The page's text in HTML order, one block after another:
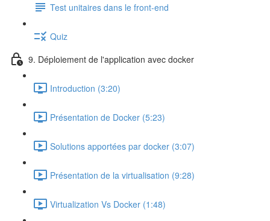
Test unitaires dans le front-end
Quiz
9. Déploiement de l'application avec docker
Introduction (3:20)
Présentation de Docker (5:23)
Solutions apportées par docker (3:07)
Présentation de la virtualisation (9:28)
Virtualization Vs Docker (1:48)